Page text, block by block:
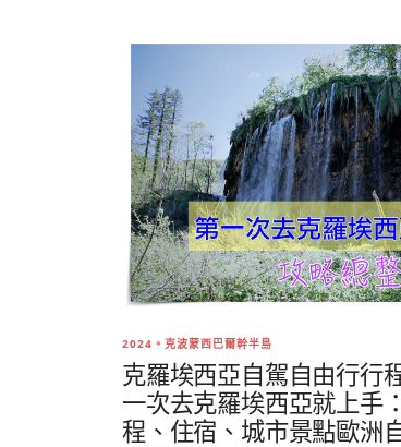
2024。克波蒙西巴爾幹半島
克羅埃西亞自駕自由行行
一次去克羅埃西亞就上手
程、住宿、城市景點歐洲